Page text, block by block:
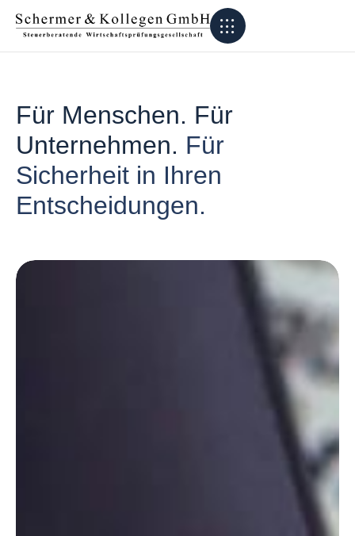
Für Menschen. Für
Unternehmen. Für
Sicherheit in Ihren
Entscheidungen.